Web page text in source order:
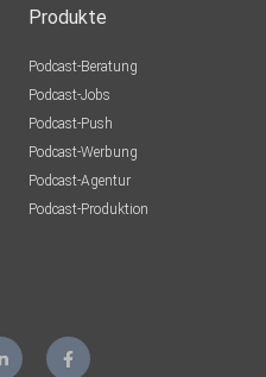
Produkte
Podcast-Beratung
Podcast-Jobs
Podcast-Push
Podcast-Werbung
Podcast-Agentur
Podcast-Produktion